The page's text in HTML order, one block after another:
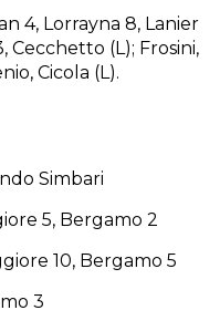
4, Lorrayna 8, Lanier
Cecchetto (L); Frosini,
Cicola (L).
Simbari
5, Bergamo 2
10, Bergamo 5
3